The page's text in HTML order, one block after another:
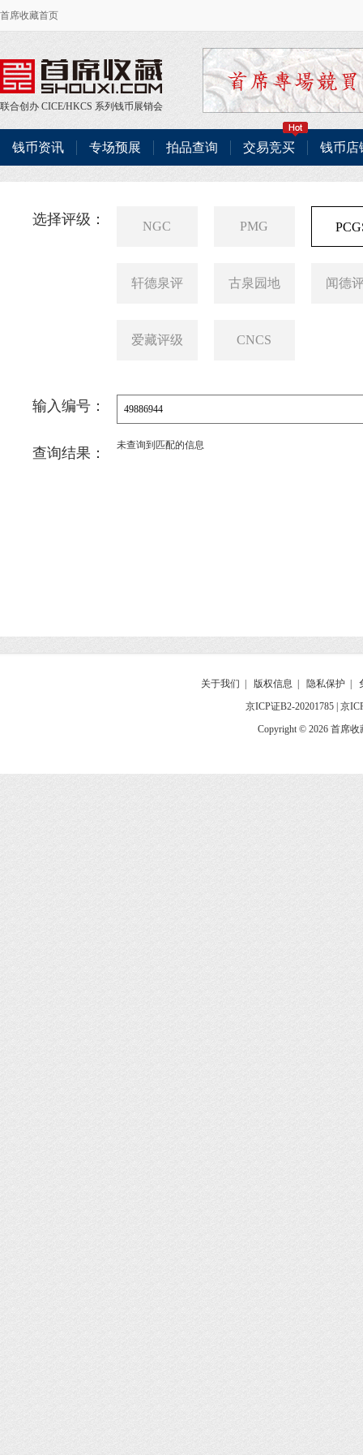
首席收藏首页
联合创办 CICE/HKCS 系列钱币展销会
钱币资讯 专场预展 拍品查询 交易竞买 钱币店
选择评级： NGC PMG
轩德泉评 古泉园地 闻德
爱藏评级 CNCS
输入编号：
查询结果： 未查询到匹配的信息
关于我们 版权信息 隐私保护
京ICP证B2-20201785 京
Copyright © 2026 首席收